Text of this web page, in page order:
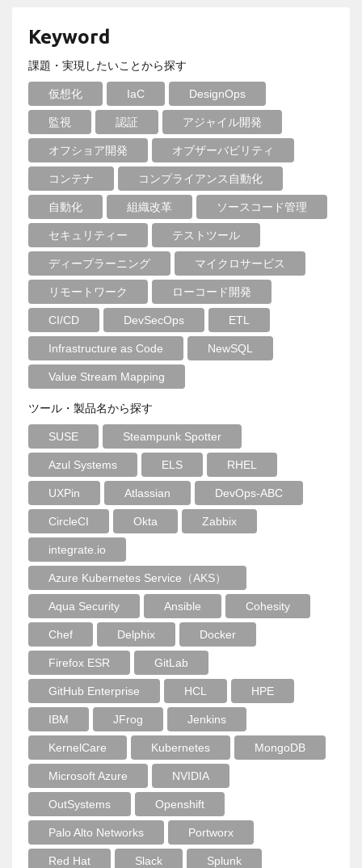
Keyword
課題・実現したいことから探す
仮想化 IaC DesignOps
監視 認証 アジャイル開発
オフショア開発 オブザーバビリティ
コンテナ コンプライアンス自動化
自動化 組織改革 ソースコード管理
セキュリティー テストツール
ディープラーニング マイクロサービス
リモートワーク ローコード開発
CI/CD DevSecOps ETL
Infrastructure as Code NewSQL
Value Stream Mapping
ツール・製品名から探す
SUSE Steampunk Spotter
Azul Systems ELS RHEL
UXPin Atlassian DevOps-ABC
CircleCI Okta Zabbix
integrate.io
Azure Kubernetes Service（AKS）
Aqua Security Ansible Cohesity
Chef Delphix Docker
Firefox ESR GitLab
GitHub Enterprise HCL HPE
IBM JFrog Jenkins
KernelCare Kubernetes MongoDB
Microsoft Azure NVIDIA
OutSystems Openshift
Palo Alto Networks Portworx
Red Hat Slack Splunk